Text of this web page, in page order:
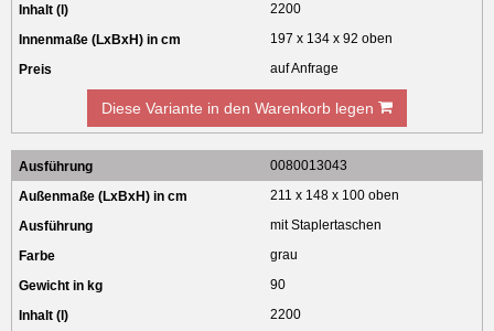
2200
197 x 134 x 92 oben
auf Anfrage
Diese Variante in den Warenkorb legen
0080013043
211 x 148 x 100 oben
mit Staplertaschen
grau
90
2200